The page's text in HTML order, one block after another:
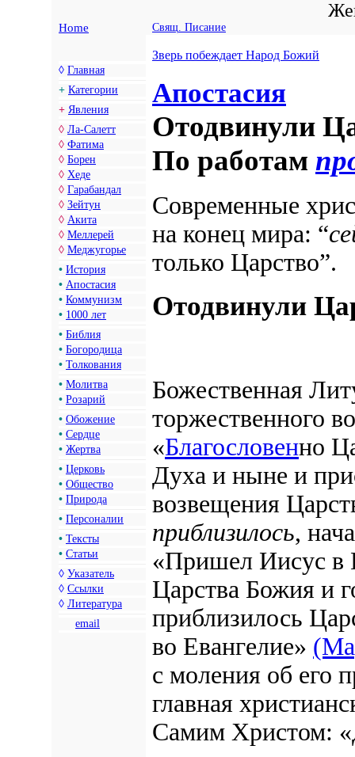
Home Свящ. Писание
◊ Главная
+ Категории
+ Явления
◊ Ла-Салетт
◊ Фатима
◊ Борен
◊ Хеде
◊ Гарабандал
◊ Зейтун
◊ Акита
◊ Меллерей
◊ Меджугорье
• История
• Апостасия
• Коммунизм
• 1000 лет
• Библия
• Богородица
• Толкования
• Молитва
• Розарий
• Обожение
• Сердце
• Жертва
• Церковь
• Общество
• Природа
• Персоналии
• Тексты
• Статьи
◊ Указатель
◊ Ссылки
◊ Литература
email
Зверь побеждает Народ Божий
Апостасия
Отодвинули
По работам
Современные
на конец мира: “
только Царство”.
Отодвинули
Божественная
торжественного
«Благословенно
Духа и ныне и
возвещения
приблизилось,
«Пришел Иисус в
Царства Божия и
приблизилось
во Евангелие»
с моления об его
главная
Самим Христом: